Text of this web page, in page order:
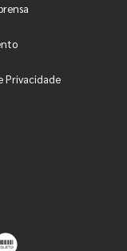
Privacidade